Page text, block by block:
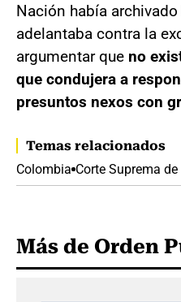
Nación había
adelantaba contra la
argumentar que no
que condujera a
presuntos nexos con
Temas relacionados
Colombia Corte Suprema
Más de Orden